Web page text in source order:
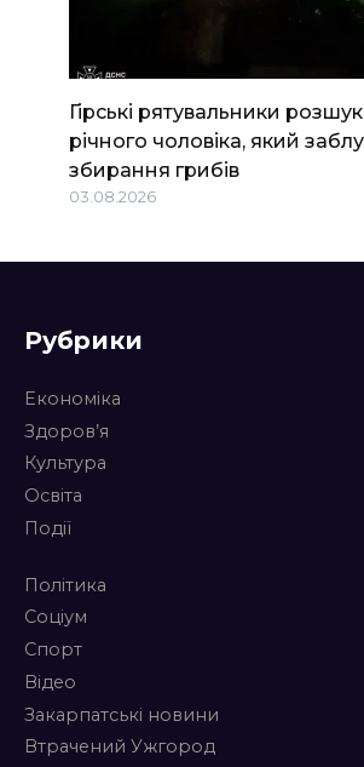
Гірські рятувальники
річного чоловіка, який
збирання грибів
03.08.2026
Рубрики
Економіка
Здоров’я
Культура
Освіта
Події
Політика
Соціум
Спорт
Відео
Закарпатські новини
Втрачений Ужгород